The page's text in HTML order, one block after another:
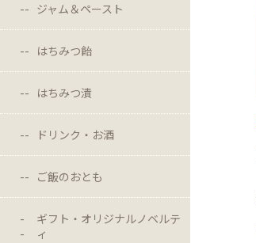
ジャム＆ペースト
はちみつ飴
はちみつ漬
ドリンク・お酒
ご飯のおとも
ギフト・オリジナルノベルテ
ィ